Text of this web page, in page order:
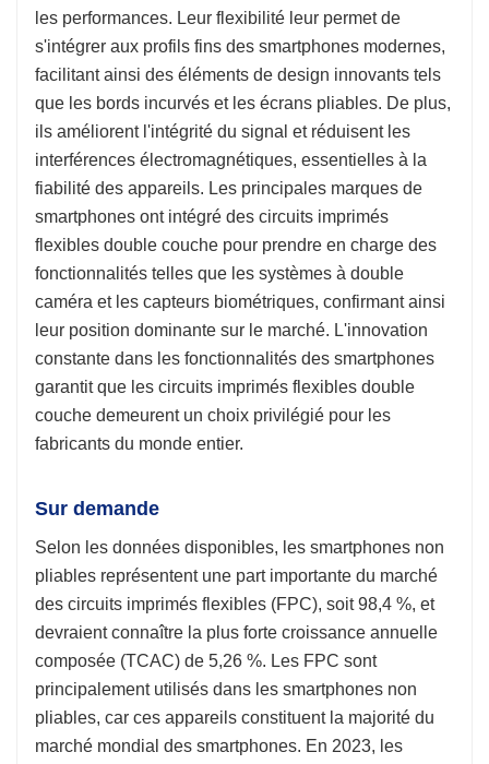
les performances. Leur flexibilité leur permet de
s'intégrer aux profils fins des smartphones modernes,
facilitant ainsi des éléments de design innovants tels
que les bords incurvés et les écrans pliables. De plus,
ils améliorent l'intégrité du signal et réduisent les
interférences électromagnétiques, essentielles à la
fiabilité des appareils. Les principales marques de
smartphones ont intégré des circuits imprimés
flexibles double couche pour prendre en charge des
fonctionnalités telles que les systèmes à double
caméra et les capteurs biométriques, confirmant ainsi
leur position dominante sur le marché. L'innovation
constante dans les fonctionnalités des smartphones
garantit que les circuits imprimés flexibles double
couche demeurent un choix privilégié pour les
fabricants du monde entier.
Sur demande
Selon les données disponibles, les smartphones non
pliables représentent une part importante du marché
des circuits imprimés flexibles (FPC), soit 98,4 %, et
devraient connaître la plus forte croissance annuelle
composée (TCAC) de 5,26 %. Les FPC sont
principalement utilisés dans les smartphones non
pliables, car ces appareils constituent la majorité du
marché mondial des smartphones. En 2023, les